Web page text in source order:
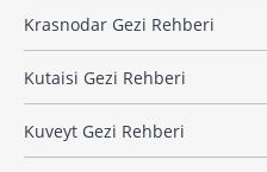
Krasnodar Gezi Rehberi
Kutaisi Gezi Rehberi
Kuveyt Gezi Rehberi